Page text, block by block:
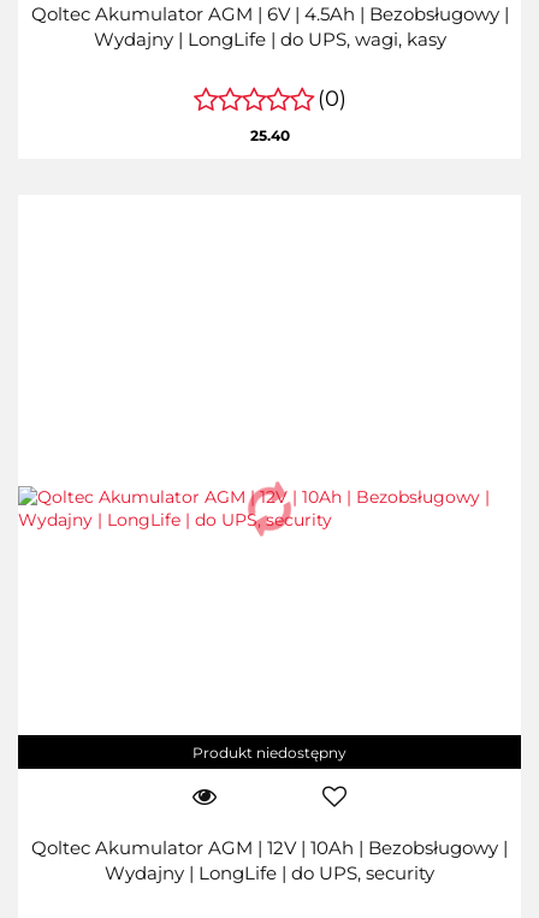
Qoltec Akumulator AGM | 6V | 4.5Ah | Bezobsługowy |
Wydajny | LongLife | do UPS, wagi, kasy
(0)
25.40
Produkt niedostępny
Qoltec Akumulator AGM | 12V | 10Ah | Bezobsługowy |
Wydajny | LongLife | do UPS, security